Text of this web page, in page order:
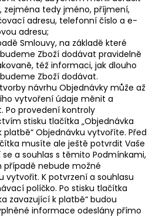
zejména tedy jméno, příjmení,
adresu, telefonní číslo a e-
adresu;
Smlouvy, na základě které
Zboží dodávat pravidelně
též informaci, jak dlouho
Zboží dodávat.
návrhu Objednávky může až
vytvoření údaje měnit a
Po provedení kontroly
stisku tlačítka „Objednávka
platbě“ Objednávku vytvoříte. Před
musíte ale ještě potvrdit Vaše
a souhlas s těmito Podmínkami,
případě nebude možné
vytvořit. K potvrzení a souhlasu
políčko. Po stisku tlačítka
zavazující k platbě“ budou
informace odeslány přímo